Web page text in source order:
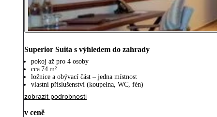
Superior Suita s výhledem do zahrady
pokoj až pro 4 osoby
cca 74 m²
ložnice a obývací část – jedna místnost
vlastní příslušenství (koupelna, WC, fén)
zobrazit podrobnosti
v ceně